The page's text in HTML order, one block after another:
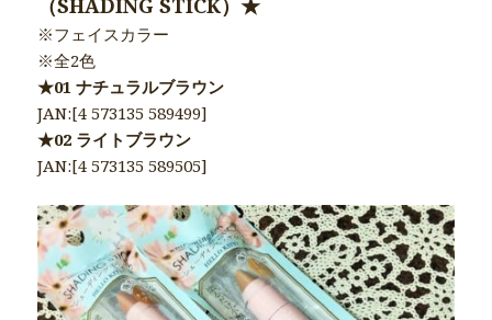
（SHADING STICK）★
※フェイスカラー
※全2色
★01 ナチュラルブラウン
JAN:[4 573135 589499]
★02 ライトブラウン
JAN:[4 573135 589505]